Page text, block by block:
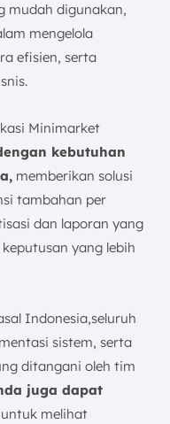
mudah digunakan,
mengelola
efisien, serta
Minimarket
kebutuhan
memberikan solusi
tambahan per
dan laporan yang
yang lebih
Indonesia,seluruh
sistem, serta
ditangani oleh tim
juga dapat
untuk melihat